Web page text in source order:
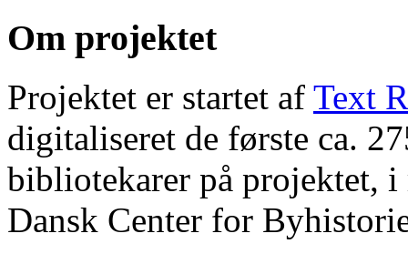
Om projektet
Projektet er startet af Text
digitaliseret de første ca.
bibliotekarer på projektet, i
Dansk Center for